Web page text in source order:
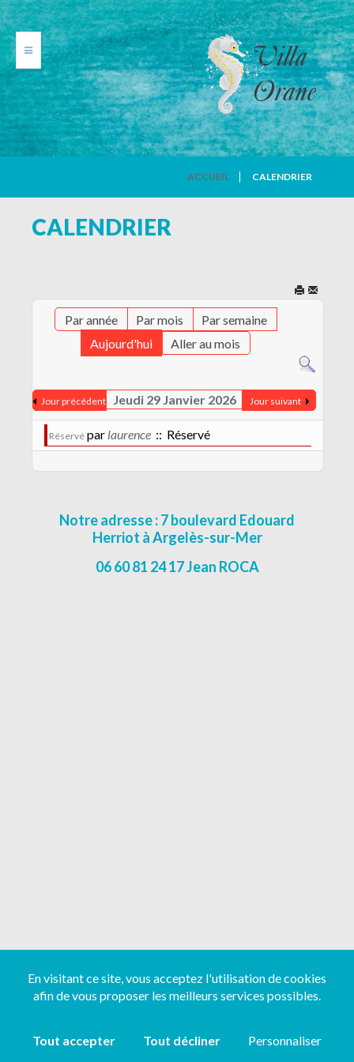
AVIS DE VACANCIERS
CONTACT
MENTIONS LÉGALES
ACCUEIL CALENDRIER
CALENDRIER
Par année Par mois
Par semaine
Aujourd'hui
Aller au mois
Jour précédent Jeudi 29 Janvier 2026 Jour suivant
Réservé par laurence :: Réservé
Notre adresse : 7 boulevard Edouard
Herriot à Argelès-sur-Mer
06 60 81 24 17 Jean ROCA
Copyright ©2026
En visitant ce site, vous acceptez l'utilisation de cookies
afin de vous proposer les meilleurs services possibles.
Tout accepter Tout décliner Personnaliser